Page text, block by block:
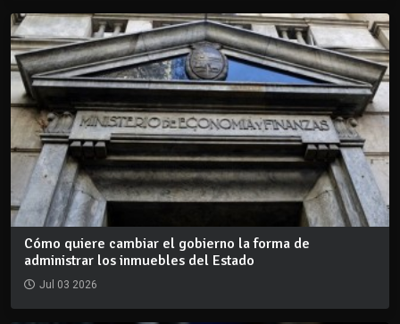
Cómo quiere cambiar el gobierno la forma de
administrar los inmuebles del Estado
Jul 03 2026